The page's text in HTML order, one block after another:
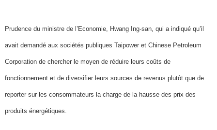
Prudence du ministre de l’Economie, Hwang Ing-san, qui a indiqué qu’il
avait demandé aux sociétés publiques Taipower et Chinese Petroleum
Corporation de chercher le moyen de réduire leurs coûts de
fonctionnement et de diversifier leurs sources de revenus plutôt que de
reporter sur les consommateurs la charge de la hausse des prix des
produits énergétiques.